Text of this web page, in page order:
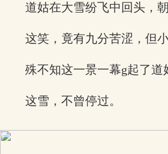
道姑在大雪纷飞中回头，
这笑，竟有九分苦涩，但
殊不知这一景一幕g起了道
这雪，不曾停过。
x